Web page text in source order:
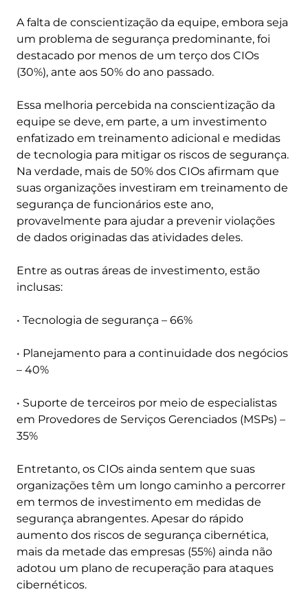
A falta de conscientização da equipe, embora seja
um problema de segurança predominante, foi
destacado por menos de um terço dos CIOs
(30%), ante aos 50% do ano passado.
Essa melhoria percebida na conscientização da
equipe se deve, em parte, a um investimento
enfatizado em treinamento adicional e medidas
de tecnologia para mitigar os riscos de segurança.
Na verdade, mais de 50% dos CIOs afirmam que
suas organizações investiram em treinamento de
segurança de funcionários este ano,
provavelmente para ajudar a prevenir violações
de dados originadas das atividades deles.
Entre as outras áreas de investimento, estão
inclusas:
• Tecnologia de segurança – 66%
• Planejamento para a continuidade dos negócios
– 40%
• Suporte de terceiros por meio de especialistas
em Provedores de Serviços Gerenciados (MSPs) –
35%
Entretanto, os CIOs ainda sentem que suas
organizações têm um longo caminho a percorrer
em termos de investimento em medidas de
segurança abrangentes. Apesar do rápido
aumento dos riscos de segurança cibernética,
mais da metade das empresas (55%) ainda não
adotou um plano de recuperação para ataques
cibernéticos.